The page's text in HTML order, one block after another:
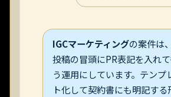
IGCマーケティングの案件は
投稿の冒頭にPR表記を入れ
う運用にしています。テンプ
ト化して契約書にも明記する